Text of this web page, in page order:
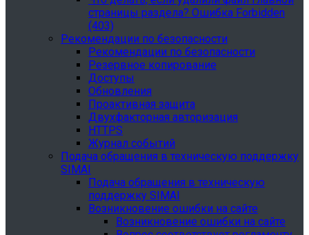
страницы раздела? Ошибка Forbidden
(403)
Рекомендации по безопасности
Рекомендации по безопасности
Резервное копирование
Доступы
Обновления
Проактивная защита
Двухфакторная авторизация
HTTPS
Журнал событий
Подача обращения в техническую поддержку
SIMAI
Подача обращения в техническую
поддержку SIMAI
Возникновение ошибки на сайте
Возникновение ошибки на сайте